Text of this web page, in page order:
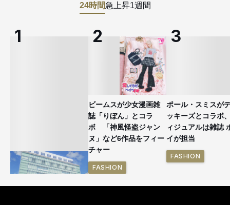
24時間急上昇1週間
ビームスが少女漫画雑
誌「りぼん」とコラ
ボ 「神風怪盗ジャン
ヌ」など6作品をフィー
チャー
FASHION
ポール・スミスが
ッキーズとコラボ
ィジュアルは雑誌
イが担当
FASHION